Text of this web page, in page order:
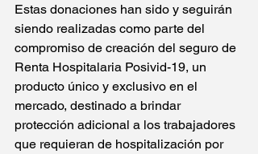
Estas donaciones han sido y seguirán
siendo realizadas como parte del
compromiso de creación del seguro de
Renta Hospitalaria Posivid-19, un
producto único y exclusivo en el
mercado, destinado a brindar
protección adicional a los trabajadores
que requieran de hospitalización por